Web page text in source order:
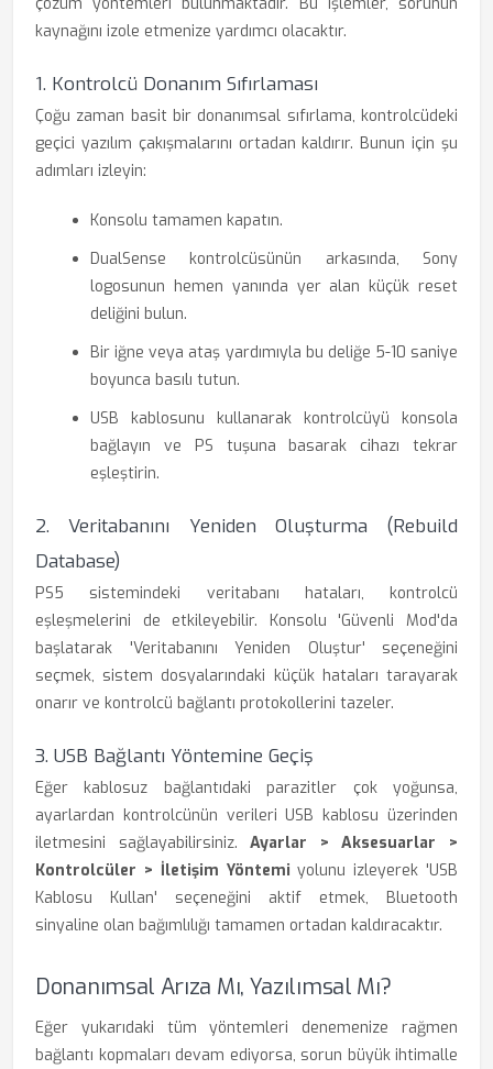
kaynağını izole etmenize yardımcı olacaktır.
1. Kontrolcü Donanım Sıfırlaması
Çoğu zaman basit bir donanımsal sıfırlama, kontrolcüdeki
geçici yazılım çakışmalarını ortadan kaldırır. Bunun için şu
adımları izleyin:
Konsolu tamamen kapatın.
DualSense kontrolcüsünün arkasında, Sony
logosunun hemen yanında yer alan küçük reset
deliğini bulun.
Bir iğne veya ataş yardımıyla bu deliğe 5-10 saniye
boyunca basılı tutun.
USB kablosunu kullanarak kontrolcüyü konsola
bağlayın ve PS tuşuna basarak cihazı tekrar
eşleştirin.
2. Veritabanını Yeniden Oluşturma (Rebuild
Database)
PS5 sistemindeki veritabanı hataları, kontrolcü
eşleşmelerini de etkileyebilir. Konsolu 'Güvenli Mod'da
başlatarak 'Veritabanını Yeniden Oluştur' seçeneğini
seçmek, sistem dosyalarındaki küçük hataları tarayarak
onarır ve kontrolcü bağlantı protokollerini tazeler.
3. USB Bağlantı Yöntemine Geçiş
Eğer kablosuz bağlantıdaki parazitler çok yoğunsa,
ayarlardan kontrolcünün verileri USB kablosu üzerinden
iletmesini sağlayabilirsiniz.Ayarlar > Aksesuarlar >
Kontrolcüler > İletişim Yöntemi yolunu izleyerek 'USB
Kablosu Kullan' seçeneğini aktif etmek, Bluetooth
sinyaline olan bağımlılığı tamamen ortadan kaldıracaktır.
Donanımsal Arıza Mı, Yazılımsal Mı?
Eğer yukarıdaki tüm yöntemleri denemenize rağmen
bağlantı kopmaları devam ediyorsa, sorun büyük ihtimalle